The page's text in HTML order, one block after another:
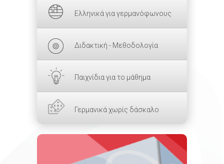
Ελληνικά για γερμανόφωνους
Διδακτική - Μεθοδολογία
Παιχνίδια για το μάθημα
Γερμανικά χωρίς δάσκαλο